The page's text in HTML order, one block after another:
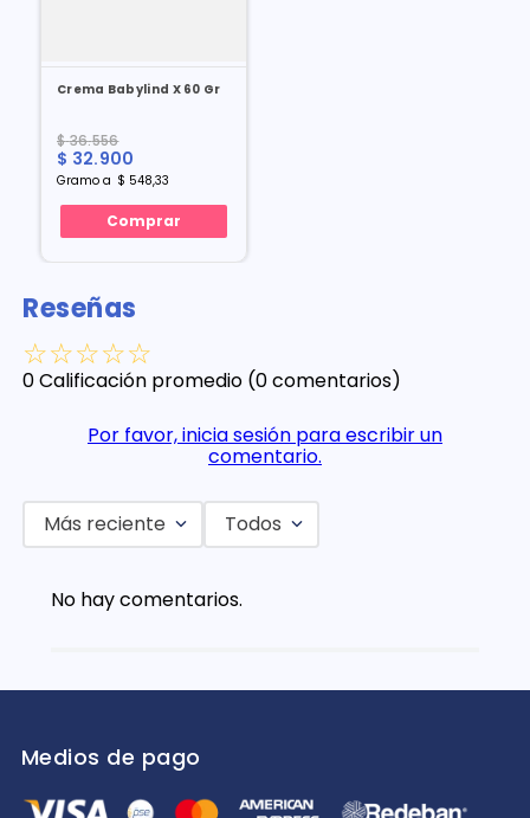
Crema Babylind X 60 Gr
$ 36.556
$ 32.900
Gramo a $ 548,33
Comprar
Reseñas
☆☆☆☆☆
0 Calificación promedio (0 comentarios)
Por favor, inicia sesión para escribir un
comentario.
Más reciente Todos
No hay comentarios.
Medios de pago